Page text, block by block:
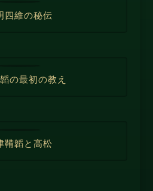
四維の秘伝
の最初の教え
鞴韜と高松